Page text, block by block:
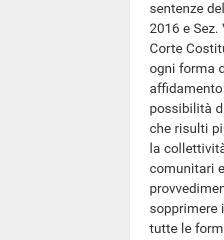
sentenze
2016 e
Corte
ogni forma
possibilità
che risulti
la
comunitari
sopprimere
tutte le